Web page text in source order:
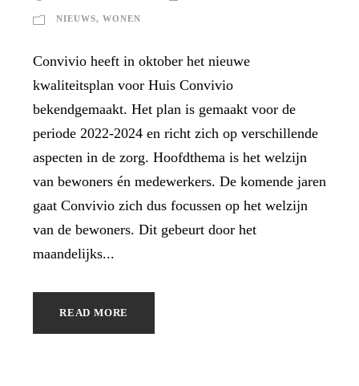
NIEUWS, WONEN
Convivio heeft in oktober het nieuwe
kwaliteitsplan voor Huis Convivio
bekendgemaakt. Het plan is gemaakt voor de
periode 2022-2024 en richt zich op verschillende
aspecten in de zorg. Hoofdthema is het welzijn
van bewoners én medewerkers. De komende jaren
gaat Convivio zich dus focussen op het welzijn
van de bewoners. Dit gebeurt door het
maandelijks...
READ MORE